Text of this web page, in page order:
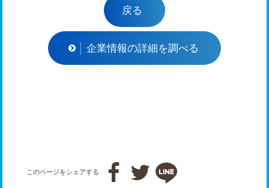
戻る
企業情報の詳細を調べる
このページをシェアする   